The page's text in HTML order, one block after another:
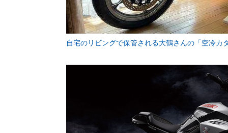
自宅のリビングで保管される大鶴さんの「空冷カ